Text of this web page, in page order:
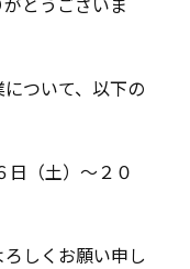
ついて、以下の
日（土）〜２０
しくお願い申し